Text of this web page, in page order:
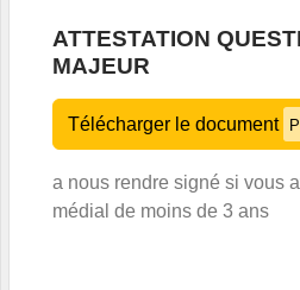
ATTESTATION
MAJEUR
Télécharger le document
a nous rendre signé si vous
médial de moins de 3 ans